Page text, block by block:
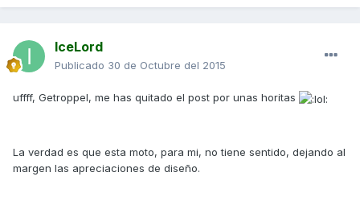
IceLord
Publicado 30 de Octubre del 2015
uffff, Getroppel, me has quitado el post por unas horitas
La verdad es que esta moto, para mi, no tiene sentido, dejando al
margen las apreciaciones de diseño.